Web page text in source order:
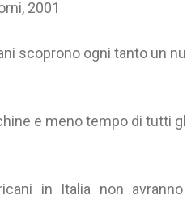
2001
scoprono ogni tanto un
e meno tempo di tutti
in Italia non